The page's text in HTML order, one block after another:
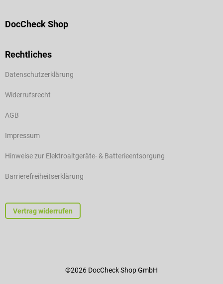
DocCheck Shop
Rechtliches
Datenschutzerklärung
Widerrufsrecht
AGB
Impressum
Hinweise zur Elektroaltgeräte- & Batterieentsorgung
Barrierefreiheitserklärung
Vertrag widerrufen
©2026 DocCheck Shop GmbH